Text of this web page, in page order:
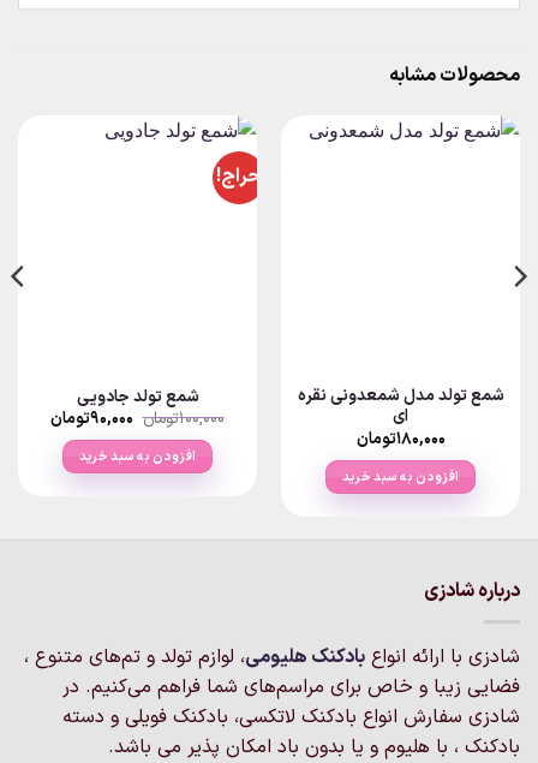
محصولات مشابه
شمع تولد مدل شمعدونی نقره
ای
۱۸۰,۰۰۰تومان
افزودن به سبد خرید
حراج!
شمع تولد جادویی
۱۰۰,۰۰۰تومان قیمت
اصلی:
۱۰۰,۰۰۰تومان
بود.
۹۰,۰۰۰تومانقیمت
فعلی:
افزودن به سبد خرید
درباره شادزی
شادزی با ارائه انواع بادکنک‌ هلیومی، لوازم تولد و تم‌های متنوع ،
فضایی زیبا و خاص برای مراسم‌های شما فراهم می‌کنیم. در
شادزی سفارش انواع بادکنک لاتکسی، بادکنک فویلی و دسته
بادکنک ، با هلیوم و یا بدون باد امکان پذیر می باشد.